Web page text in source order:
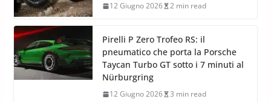
12 Giugno 2026 2 min read
Pirelli P Zero Trofeo RS: il
pneumatico che porta la Porsche
Taycan Turbo GT sotto i 7 minuti al
Nürburgring
12 Giugno 2026 3 min read